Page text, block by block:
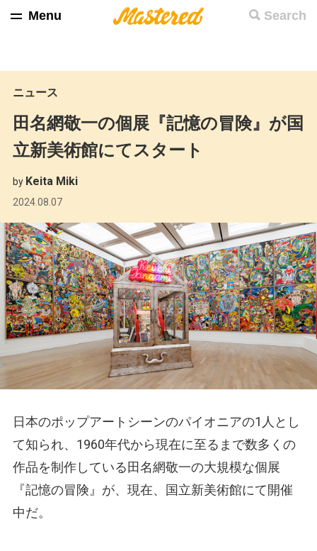
Search
Menu
ニュース
田名網敬一の個展『記憶の冒険』が国
立新美術館にてスタート
by Keita Miki
2024.08.07
日本のポップアートシーンのパイオニアの1人とし
て知られ、1960年代から現在に至るまで数多くの
作品を制作している田名網敬一の大規模な個展
『記憶の冒険』が、現在、国立新美術館にて開催
中だ。